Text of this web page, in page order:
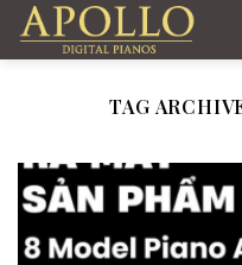
Skip
TAG